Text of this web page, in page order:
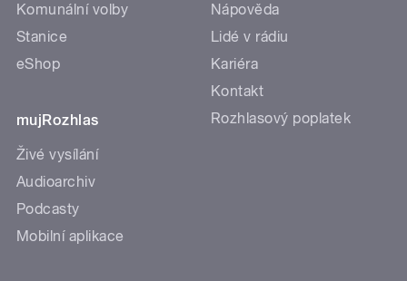
Komunální volby
Stanice
eShop
mujRozhlas
Živé vysílání
Audioarchiv
Podcasty
Mobilní aplikace
Nápověda
Lidé v rádiu
Kariéra
Kontakt
Rozhlasový poplatek